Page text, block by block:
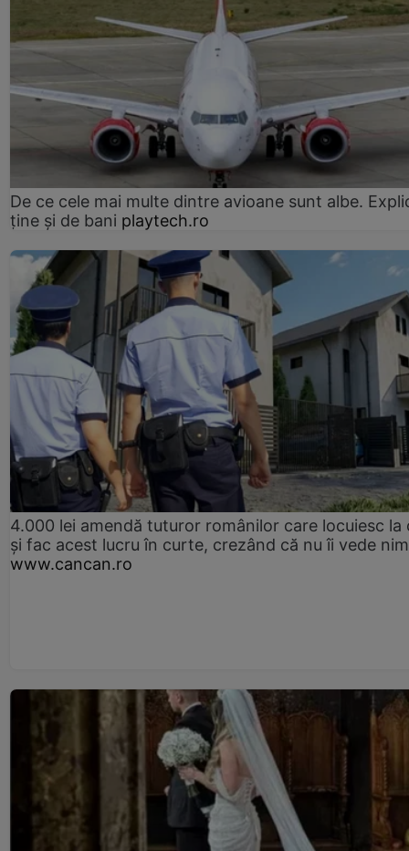
De ce cele mai multe dintre avioane sunt albe.
ține și de bani playtech.ro
4.000 lei amendă tuturor românilor care locuiesc la
și fac acest lucru în curte, crezând că nu îi vede
www.cancan.ro